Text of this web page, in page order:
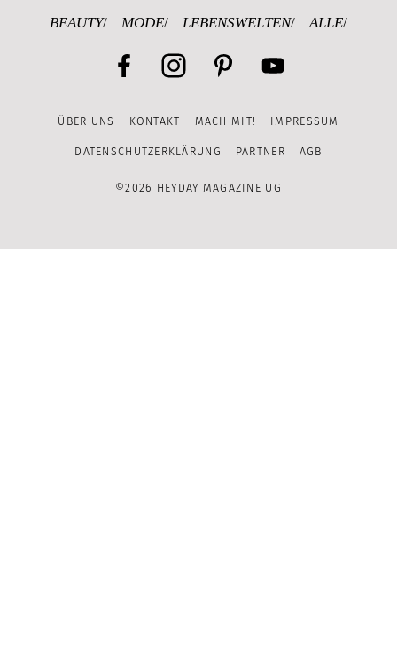
BEAUTY MODE LEBENSWELTEN ALLE
Channel
ÜBER UNS KONTAKT MACH MIT! IMPRESSUM
DATENSCHUTZERKLÄRUNG PARTNER AGB
©2026 HEYDAY MAGAZINE UG